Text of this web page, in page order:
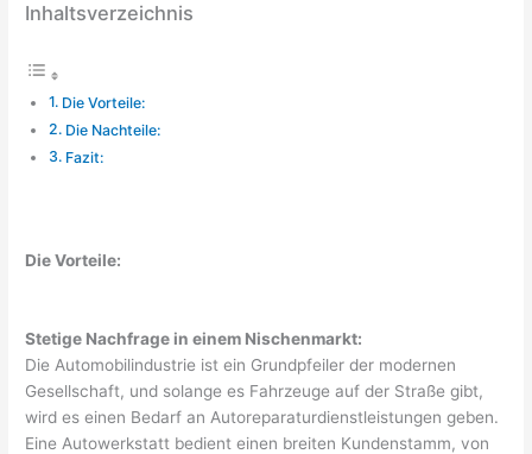
Inhaltsverzeichnis
Die Vorteile:
Die Nachteile:
Fazit:
Die Vorteile:
Stetige Nachfrage in einem Nischenmarkt:
Die Automobilindustrie ist ein Grundpfeiler der modernen
Gesellschaft, und solange es Fahrzeuge auf der Straße gibt,
wird es einen Bedarf an Autoreparaturdienstleistungen geben.
Eine Autowerkstatt bedient einen breiten Kundenstamm, von